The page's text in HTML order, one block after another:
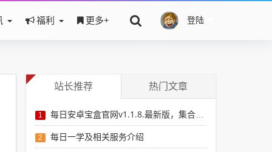
登陆
福利 更多+
站长推荐 热门文章
1 每日安卓宝盒官网v1.1.8.最新版，集合安卓破解软件于一体，新增全网搜索引擎
2 每日一学及相关服务介绍